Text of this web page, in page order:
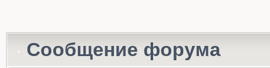
Сообщение форума